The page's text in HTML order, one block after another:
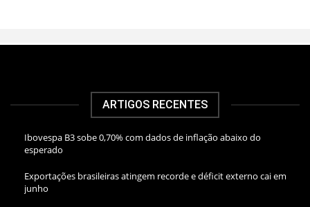
ARTIGOS RECENTES
Ibovespa B3 sobe 0,70% com dados de inflação abaixo do
esperado
Exportações brasileiras atingem recorde e déficit externo cai em
junho